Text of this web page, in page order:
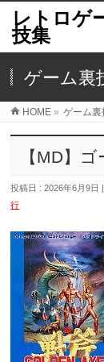
レトロゲ
技集
ゲーム裏
HOME » ゲーム裏
【MD】
投稿日 : 2026年6月9日
行